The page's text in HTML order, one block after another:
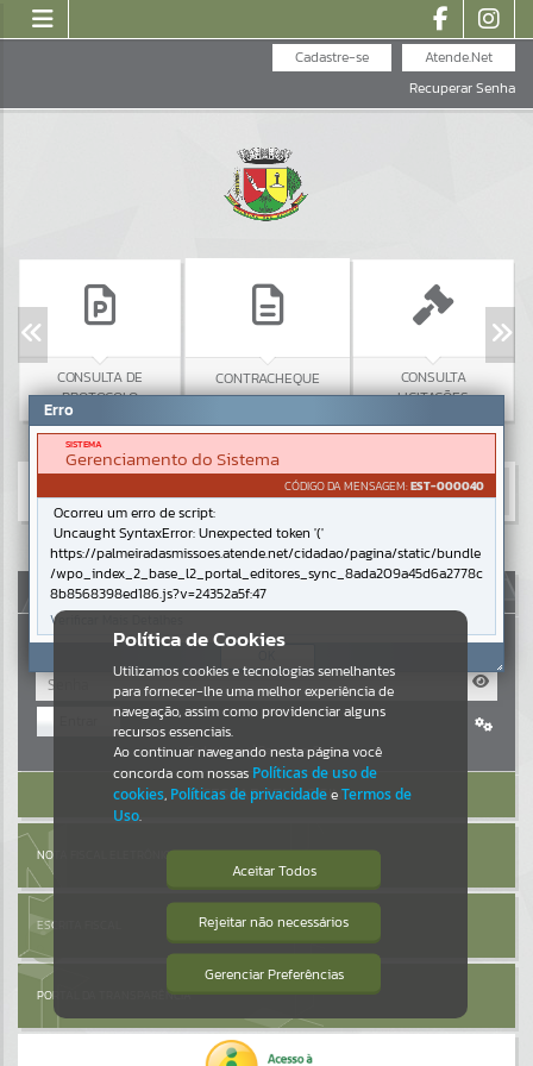
Atende.Net
Cadastre-se
Recuperar Senha
CONSULTA DE
PROTOCOLO
CONTRACHEQUE
CONSULTA
LICITAÇÕES
Resultados para""
Portais
Por favor, aguarde...
NOTÍCIAS
Por favor, aguarde...
Por favor, aguarde...
Por favor, aguarde...
AUTOATENDIMENTO
Cadastre-se|Recuperar Senha
ACESSAR SEM LOGIN
NOTA FISCAL ELETRÔNICA
ESCRITA FISCAL
PORTAL DA TRANSPARÊNCIA
Política de Cookies
Utilizamos cookies e tecnologias semelhantes
para fornecer-lhe uma melhor experiência de
navegação, assim como providenciar alguns
recursos essenciais.
Ao continuar navegando nesta página você
concorda com nossas Políticas de uso de
cookies, Políticas de privacidadeeTermos de
Uso.
Aceitar Todos
Rejeitar não necessários
Gerenciar Preferências
Isto significa que diversos recursos
providenciados poderão não estar
Erro
SISTEMA
Gerenciamento do Sistema
CÓDIGO DA MENSAGEM:EST-000040
Ocorreu um erro de script:
Uncaught SyntaxError: Unexpected token '('
https://palmeiradasmissoes.atende.net/cidadao/pagina/static/bundle
/wpo_index_2_base_l2_portal_editores_sync_8ada209a45d6a2778c
8b8568398ed186.js?v=24352a5f:47
Verificar Mais Detalhes